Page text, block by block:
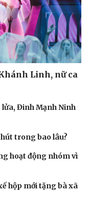
Linh, nữ ca
Đinh Mạnh Ninh
trong bao lâu?
hoạt động nhóm vì
hộp mới tặng bà xã